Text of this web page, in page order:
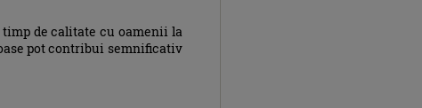
de calitate cu oamenii la
pot contribui semnificativ